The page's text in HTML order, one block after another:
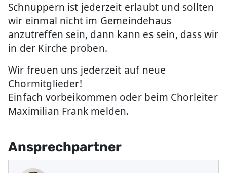
Schnuppern ist jederzeit erlaubt und sollten
wir einmal nicht im Gemeindehaus
anzutreffen sein, dann kann es sein, dass wir
in der Kirche proben.
Wir freuen uns jederzeit auf neue
Chormitglieder!
Einfach vorbeikommen oder beim Chorleiter
Maximilian Frank melden.
Ansprechpartner